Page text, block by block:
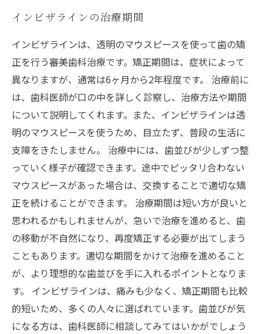
インビザラインの治療期間
インビザラインは、透明のマウスピースを使って歯の矯
正を行う審美歯科治療です。矯正期間は、症状によって
異なりますが、通常は6ヶ月から2年程度です。 治療前に
は、歯科医師が口の中を詳しく診察し、治療方法や期間
について説明してくれます。また、インビザラインは透
明のマウスピースを使うため、目立たず、普段の生活に
支障をきたしません。 治療中には、歯並びが少しずつ整
っていく様子が確認できます。途中でピッタリ合わない
マウスピースがあった場合は、交換することで適切な矯
正を続けることができます。 治療期間は短い方が良いと
思われるかもしれませんが、急いで治療を進めると、歯
の移動が不自然になり、再度矯正する必要が出てしまう
こともあります。適切な期間をかけて治療を進めること
が、より理想的な歯並びを手に入れるポイントとなりま
す。 インビザラインは、痛みも少なく、矯正期間も比較
的短いため、多くの人々に選ばれています。歯並びが気
になる方は、歯科医師に相談してみてはいかがでしょう